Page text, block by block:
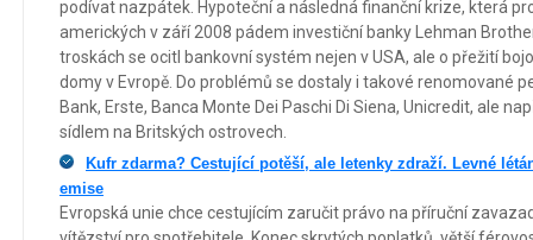
podívat nazpátek. Hypoteční a následná finanční krize, která
amerických v září 2008 pádem investiční banky Lehman
troskách se ocitl bankovní systém nejen v USA, ale o přežití
domy v Evropě. Do problémů se dostaly i takové renomované
Bank, Erste, Banca Monte Dei Paschi Di Siena, Unicredit, ale
sídlem na Britských ostrovech.
Kufr zdarma? Cestující potěší, ale letenky zdraží. Levné
emise
Evropská unie chce cestujícím zaručit právo na příruční